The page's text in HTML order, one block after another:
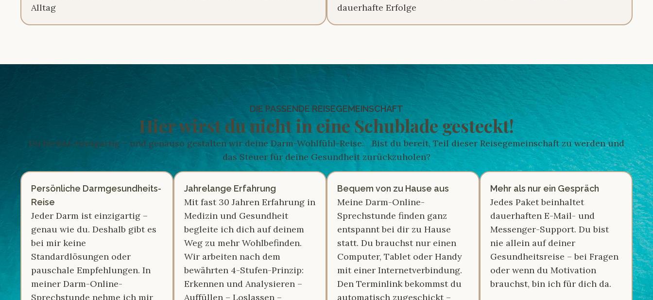
Alltag
dauerhafte Erfolge
DIE PASSENDE REISEGEMEINSCHAFT
Hier wirst du nicht in eine Schublade gesteckt!
Du bleibst einzigartig – und genauso gestalten wir deine Darm-Wohlfühl-Reise. Bist du bereit, Teil dieser Reisegemeinschaft zu werden und
das Steuer für deine Gesundheit zurückzuholen?
Persönliche Darmgesundheits-
Reise
Jeder Darm ist einzigartig –
genau wie du. Deshalb gibt es
bei mir keine
Standardlösungen oder
pauschale Empfehlungen. In
meiner Darm-Online-
Sprechstunde nehme ich mir
Jahrelange Erfahrung
Mit fast 30 Jahren Erfahrung in
Medizin und Gesundheit
begleite ich dich auf deinem
Weg zu mehr Wohlbefinden.
Wir arbeiten nach dem
bewährten 4-Stufen-Prinzip:
Erkennen und Analysieren –
Auffüllen – Loslassen –
Bequem von zu Hause aus
Meine Darm-Online-
Sprechstunde finden ganz
entspannt bei dir zu Hause
statt. Du brauchst nur einen
Computer, Tablet oder Handy
mit einer Internetverbindung.
Den Terminlink bekommst du
automatisch zugeschickt –
Mehr als nur ein Gespräch
Jedes Paket beinhaltet
dauerhaften E-Mail- und
Messenger-Support. Du bist
nie allein auf deiner
Gesundheitsreise – bei Fragen
oder wenn du Motivation
brauchst, bin ich für dich da.